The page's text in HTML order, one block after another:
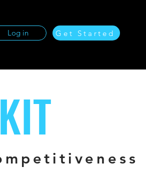
Get Started
Log in